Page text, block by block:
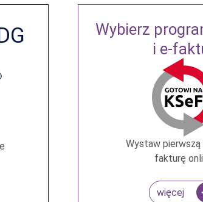
Wybierz
i e-
Wystaw pierwszą
fakturę
więcej